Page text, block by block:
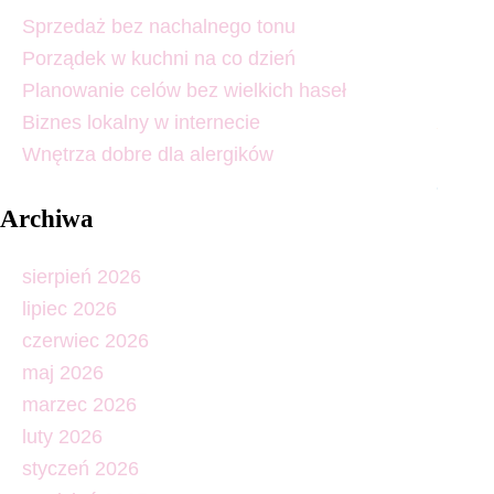
Sprzedaż bez nachalnego tonu
Porządek w kuchni na co dzień
Planowanie celów bez wielkich haseł
Biznes lokalny w internecie
Wnętrza dobre dla alergików
Archiwa
sierpień 2026
lipiec 2026
czerwiec 2026
maj 2026
marzec 2026
luty 2026
styczeń 2026